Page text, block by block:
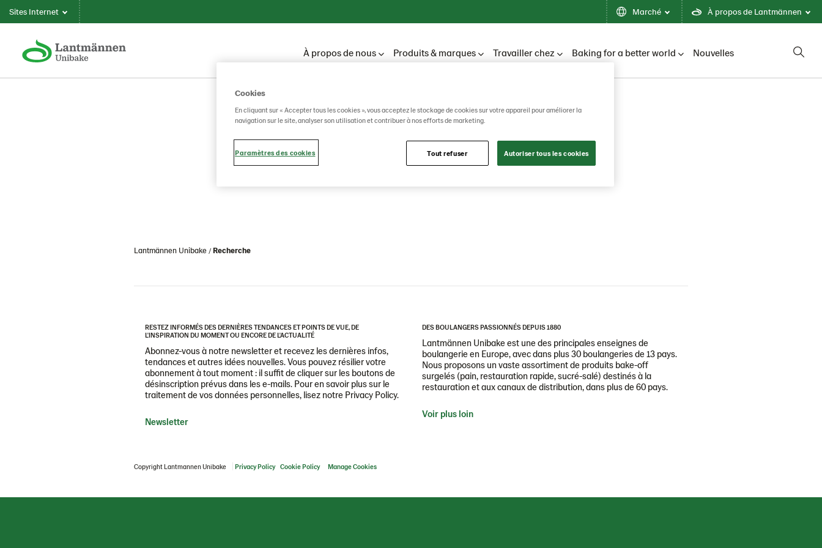
Sites Internet Marché À propos de Lantmännen
À propos de nous Produits & marques Travailler chez Baking for a better world Nouvelles
chercher
Lantmännen Unibake Recherche
RESTEZ INFORMÉS DES DERNIÈRES TENDANCES ET POINTS DE VUE, DE
L'INSPIRATION DU MOMENT OU ENCORE DE L'ACTUALITÉ
Abonnez-vous à notre newsletter et recevez les dernières infos,
tendances et autres idées nouvelles. Vous pouvez résilier votre
abonnement à tout moment : il suffit de cliquer sur les boutons de
désinscription prévus dans les e-mails. Pour en savoir plus sur le
traitement de vos données personnelles, lisez notre Privacy Policy.
Newsletter
DES BOULANGERS PASSIONNÉS DEPUIS 1880
Lantmännen Unibake est une des principales enseignes de
boulangerie en Europe, avec dans plus 30 boulangeries de 13 pays.
Nous proposons un vaste assortiment de produits bake-off
surgelés (pain, restauration rapide, sucré-salé) destinés à la
restauration et aux canaux de distribution, dans plus de 60 pays.
Voir plus loin
Copyright Lantmannen Unibake Privacy Policy Cookie Policy Manage Cookies
Cookies
En cliquant sur « Accepter tous les cookies », vous acceptez le stockage de cookies sur votre appareil pour améliorer la
navigation sur le site, analyser son utilisation et contribuer à nos efforts de marketing.
Paramètres des cookies Tout refuser Autoriser tous les cookies